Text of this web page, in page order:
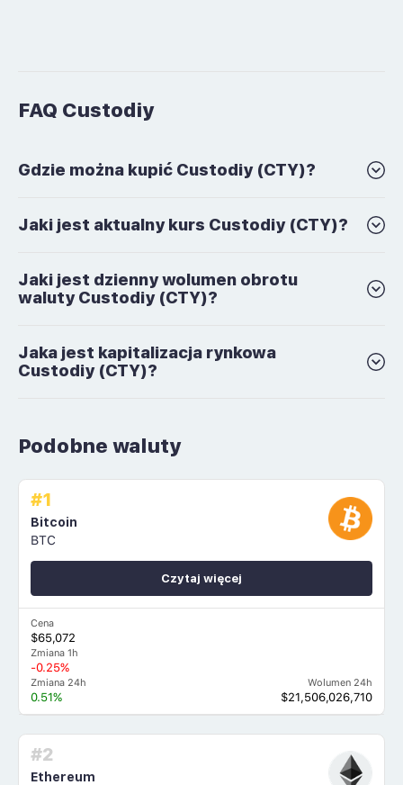
FAQ Custodiy
Gdzie można kupić Custodiy (CTY)?
Jaki jest aktualny kurs Custodiy (CTY)?
Jaki jest dzienny wolumen obrotu
waluty Custodiy (CTY)?
Jaka jest kapitalizacja rynkowa
Custodiy (CTY)?
Podobne waluty
#1
Bitcoin
BTC
Cena
$65,072
Zmiana 1h
-0.25%
Zmiana 24h
0.51%
Wolumen 24h
$21,506,026,710
Czytaj więcej
#2
Ethereum